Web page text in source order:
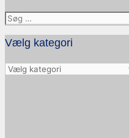
Søg
efter:
Vælg kategori
Vælg